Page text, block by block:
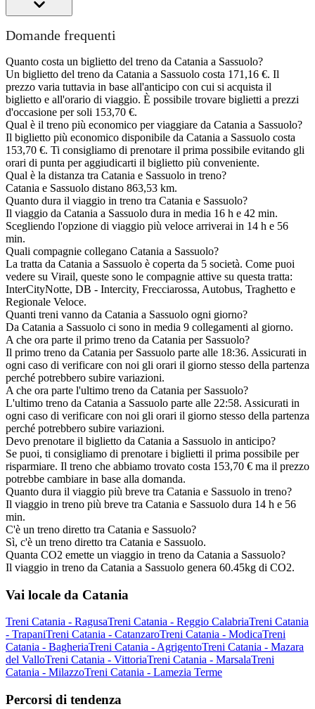
Domande frequenti
Quanto costa un biglietto del treno da Catania a Sassuolo?
Un biglietto del treno da Catania a Sassuolo costa 171,16 €. Il
prezzo varia tuttavia in base all'anticipo con cui si acquista il
biglietto e all'orario di viaggio. È possibile trovare biglietti a prezzi
d'occasione per soli 153,70 €.
Qual è il treno più economico per viaggiare da Catania a Sassuolo?
Il biglietto più economico disponibile da Catania a Sassuolo costa
153,70 €. Ti consigliamo di prenotare il prima possibile evitando gli
orari di punta per aggiudicarti il biglietto più conveniente.
Qual è la distanza tra Catania e Sassuolo in treno?
Catania e Sassuolo distano 863,53 km.
Quanto dura il viaggio in treno tra Catania e Sassuolo?
Il viaggio da Catania a Sassuolo dura in media 16 h e 42 min.
Scegliendo l'opzione di viaggio più veloce arriverai in 14 h e 56
min.
Quali compagnie collegano Catania a Sassuolo?
La tratta da Catania a Sassuolo è coperta da 5 società. Come puoi
vedere su Virail, queste sono le compagnie attive su questa tratta:
InterCityNotte, DB - Intercity, Frecciarossa, Autobus, Traghetto e
Regionale Veloce.
Quanti treni vanno da Catania a Sassuolo ogni giorno?
Da Catania a Sassuolo ci sono in media 9 collegamenti al giorno.
A che ora parte il primo treno da Catania per Sassuolo?
Il primo treno da Catania per Sassuolo parte alle 18:36. Assicurati in
ogni caso di verificare con noi gli orari il giorno stesso della partenza
perché potrebbero subire variazioni.
A che ora parte l'ultimo treno da Catania per Sassuolo?
L'ultimo treno da Catania a Sassuolo parte alle 22:58. Assicurati in
ogni caso di verificare con noi gli orari il giorno stesso della partenza
perché potrebbero subire variazioni.
Devo prenotare il biglietto da Catania a Sassuolo in anticipo?
Se puoi, ti consigliamo di prenotare i biglietti il prima possibile per
risparmiare. Il treno che abbiamo trovato costa 153,70 € ma il prezzo
potrebbe cambiare in base alla domanda.
Quanto dura il viaggio più breve tra Catania e Sassuolo in treno?
Il viaggio in treno più breve tra Catania e Sassuolo dura 14 h e 56
min.
C'è un treno diretto tra Catania e Sassuolo?
Sì, c'è un treno diretto tra Catania e Sassuolo.
Quanta CO2 emette un viaggio in treno da Catania a Sassuolo?
Il viaggio in treno da Catania a Sassuolo genera 60.45kg di CO2.
Vai locale da Catania
Treni Catania - RagusaTreni Catania - Reggio CalabriaTreni Catania
- TrapaniTreni Catania - CatanzaroTreni Catania - ModicaTreni
Catania - BagheriaTreni Catania - AgrigentoTreni Catania - Mazara
del ValloTreni Catania - VittoriaTreni Catania - MarsalaTreni
Catania - MilazzoTreni Catania - Lamezia Terme
Percorsi di tendenza